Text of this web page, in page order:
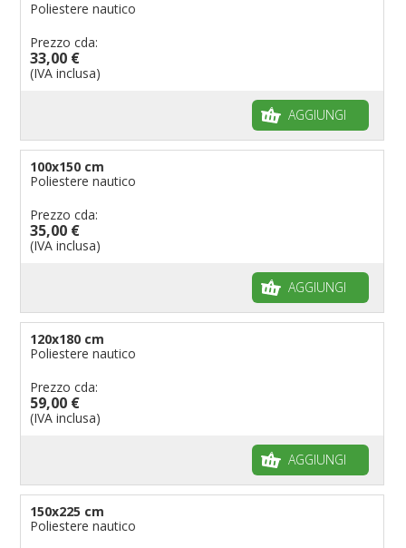
Poliestere nautico
Prezzo cda:
33,00 €
(IVA inclusa)
AGGIUNGI
100x150 cm
Poliestere nautico
Prezzo cda:
35,00 €
(IVA inclusa)
AGGIUNGI
120x180 cm
Poliestere nautico
Prezzo cda:
59,00 €
(IVA inclusa)
AGGIUNGI
150x225 cm
Poliestere nautico